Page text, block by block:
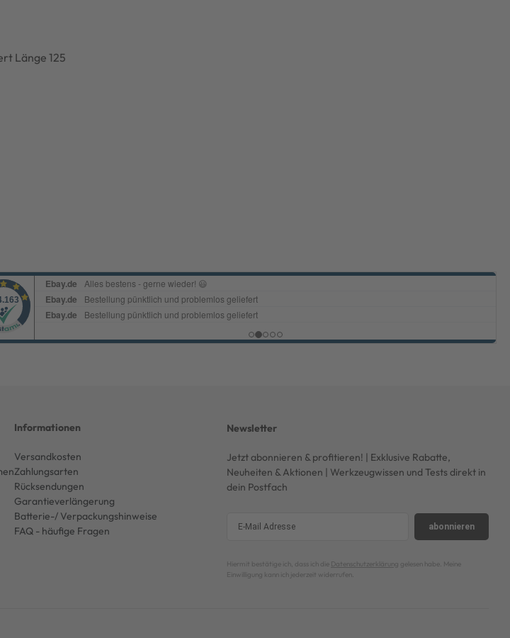
Länge 125
Informationen
Versandkosten
Zahlungsarten
Rücksendungen
Garantieverlängerung
Batterie-/ Verpackungshinweise
FAQ - häufige Fragen
Newsletter
Jetzt abonnieren & profitieren! | Exklusive Rabatte,
Neuheiten & Aktionen | Werkzeugwissen und Tests direkt in
dein Postfach
abonnieren
Hiermit bestätige ich, dass ich die Datenschutzerklärung gelesen habe. Meine
Einwilligung kann ich jederzeit widerrufen.